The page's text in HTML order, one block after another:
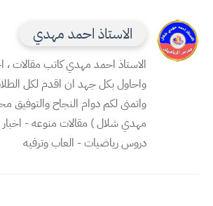
الاستاذ احمد مهدي
الاستاذ احمد مهدي كاتب مقالات ،
واحاول بكل جهد ان اقدم لكل
واتمنى لكم دوام النجاح والتوفيق
مهدي شلال ) مقالات منوعه - اخبار
دروس رياضيات - العاب وترفيه